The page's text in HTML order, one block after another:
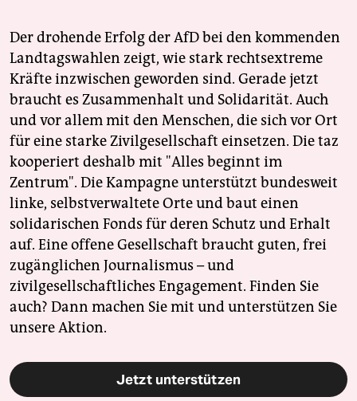
Der drohende Erfolg der AfD bei den kommenden
Landtagswahlen zeigt, wie stark rechtsextreme
Kräfte inzwischen geworden sind. Gerade jetzt
braucht es Zusammenhalt und Solidarität. Auch
und vor allem mit den Menschen, die sich vor Ort
für eine starke Zivilgesellschaft einsetzen. Die taz
kooperiert deshalb mit "Alles beginnt im
Zentrum". Die Kampagne unterstützt bundesweit
linke, selbstverwaltete Orte und baut einen
solidarischen Fonds für deren Schutz und Erhalt
auf. Eine offene Gesellschaft braucht guten, frei
zugänglichen Journalismus – und
zivilgesellschaftliches Engagement. Finden Sie
auch? Dann machen Sie mit und unterstützen Sie
unsere Aktion.
Jetzt unterstützen